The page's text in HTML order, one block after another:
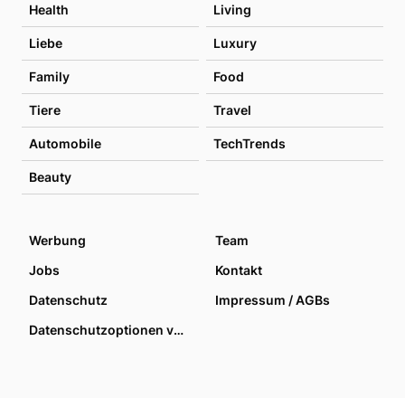
Health Living
Liebe Luxury
Family Food
Tiere Travel
Automobile TechTrends
Beauty
Werbung
Team
Jobs
Kontakt
Datenschutz
Impressum / AGBs
Datenschutzoptionen verwalten